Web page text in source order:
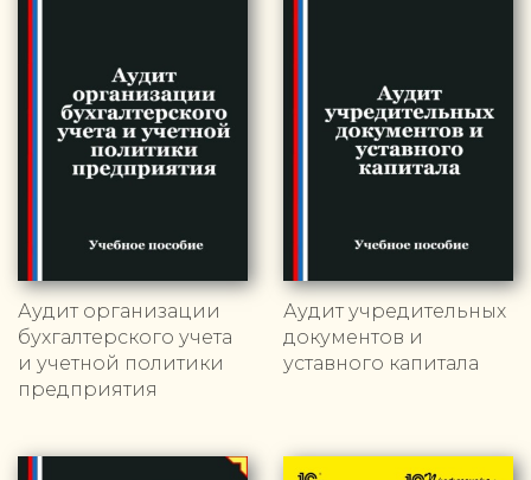
Аудит организации
бухгалтерского учета
и учетной политики
предприятия
Аудит учредительных
документов и
уставного капитала